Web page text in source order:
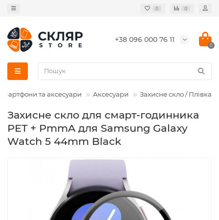
0 0
+38 096 000 76 11
0
та аксесуари Аксесуари Захисне скло / Плівка
Захисне скло для смарт-годинника
PET + PmmA для Samsung Galaxy
Watch 5 44mm Black